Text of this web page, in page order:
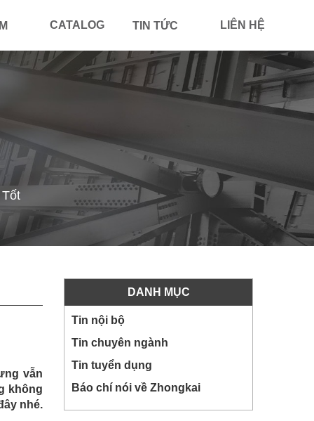
CATALOG TIN TỨC LIÊN HỆ
vẫn
không
nhé.
DANH MỤC
Tin nội bộ
Tin chuyên ngành
Tin tuyển dụng
Báo chí nói về Zhongkai